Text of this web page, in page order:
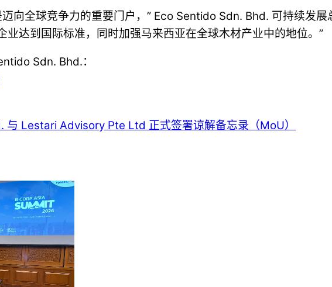
向全球竞争力的重要门户，” Eco Sentido Sdn. Bhd. 可持续发展
业达到国际标准，同时加强马来西亚在全球木材产业中的地位。”
Sdn. Bhd.：
与 Lestari Advisory Pte Ltd 正式签署谅解备忘录（MoU）